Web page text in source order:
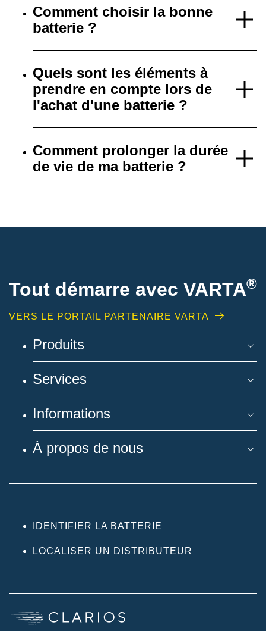
Comment choisir la bonne
batterie ?
Quels sont les éléments à
prendre en compte lors de
l'achat d'une batterie ?
Comment prolonger la durée
de vie de ma batterie ?
Tout démarre avec VARTA®
VERS LE PORTAIL PARTENAIRE VARTA
Produits
Services
Informations
À propos de nous
IDENTIFIER LA BATTERIE
LOCALISER UN DISTRIBUTEUR